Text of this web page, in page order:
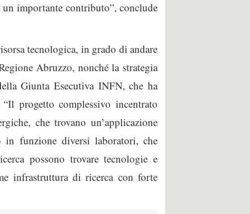
importante contributo”, conclude
tecnologica, in grado di andare
Abruzzo, nonché la strategia
Giunta Esecutiva INFN, che ha
progetto complessivo incentrato
che trovano un’applicazione
in funzione diversi laboratori, che
possono trovare tecnologie e
infrastruttura di ricerca con forte